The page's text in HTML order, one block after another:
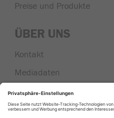
Preise und Produkte
ÜBER UNS
Kontakt
Mediadaten
Nachrichten aus der Region